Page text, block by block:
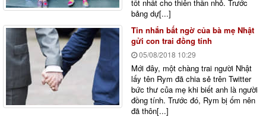
tốt nhất cho thiên thần nhỏ. Trước
bảng dự[...]
Tin nhắn bất ngờ của bà mẹ Nhật
gửi con trai đồng tính
05/08/2018 10:29
Mới đây, một chàng trai người Nhật
lấy tên Rym đã chia sẻ trên Twitter
bức thư của mẹ khi biết anh là người
đồng tính. Trước đó, Rym bị ốm nên
đã thôn[...]